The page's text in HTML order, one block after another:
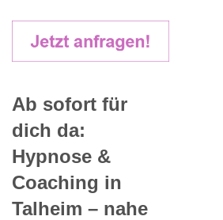
Ab sofort für
dich da:
Hypnose &
Coaching in
Talheim – nahe